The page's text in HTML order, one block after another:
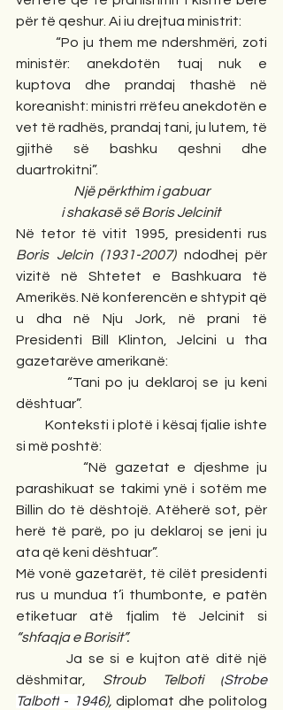
për të qeshur. Ai iu drejtua ministrit:
ministër: anekdotën tuaj nuk e
kuptova dhe prandaj thashë në
koreanisht: ministri rrëfeu anekdotën e
vet të radhës, prandaj tani, ju lutem, të
gjithë së bashku qeshni dhe
duartrokitni”.
Një përkthim i gabuar
i shakasë së Boris Jelcinit
Boris Jelcin (1931-2007) ndodhej për
vizitë në Shtetet e Bashkuara të
Amerikës. Në konferencën e shtypit që
u dha në Nju Jork, në prani të
Presidenti Bill Klinton, Jelcini u tha
gazetarëve amerikanë:
dështuar”.
si më poshtë:
         “Në gazetat e djeshme ju
parashikuat se takimi ynë i sotëm me
Billin do të dështojë. Atëherë sot, për
herë të parë, po ju deklaroj se jeni ju
ata që keni dështuar”.
Më vonë gazetarët, të cilët presidenti
rus u mundua t’i thumbonte, e patën
“shfaqja e Borisit”.
Ja se si e kujton atë ditë një
dëshmitar, Stroub Telboti (Strobe
Talbott - 1946), diplomat dhe politolog